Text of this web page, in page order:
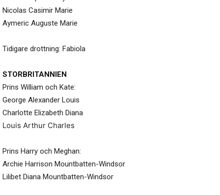
Nicolas Casimir Marie
Aymeric Auguste Marie
Tidigare drottning: Fabiola
STORBRITANNIEN
Prins William och Kate:
George Alexander Louis
Charlotte Elizabeth Diana
Louis Arthur Charles
Prins Harry och Meghan:
Archie Harrison Mountbatten-Windsor
Lilibet Diana Mountbatten-Windsor